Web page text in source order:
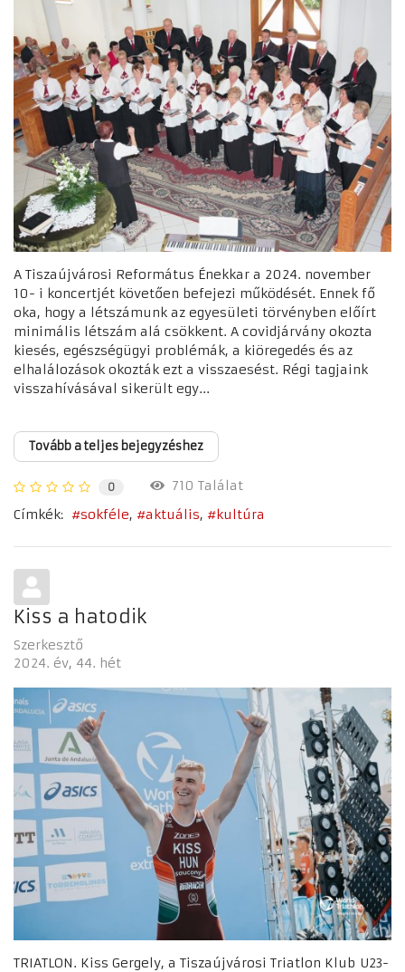
A Tiszaújvárosi Református Énekkar a 2024. november
10- i koncertjét követően befejezi működését. Ennek fő
oka, hogy a létszámunk az egyesületi törvényben előírt
minimális létszám alá csökkent. A covidjárvány okozta
kiesés, egészségügyi problémák, a kiöregedés és az
elhalálozások okozták ezt a visszaesést. Régi tagjaink
visszahívásával sikerült egy...
Tovább a teljes bejegyzéshez
0
710 Találat
Címkék:
sokféle aktuális kultúra
Kiss a hatodik
Szerkesztő
2024. év 44. hét
TRIATLON. Kiss Gergely, a Tiszaújvárosi Triatlon Klub U23-